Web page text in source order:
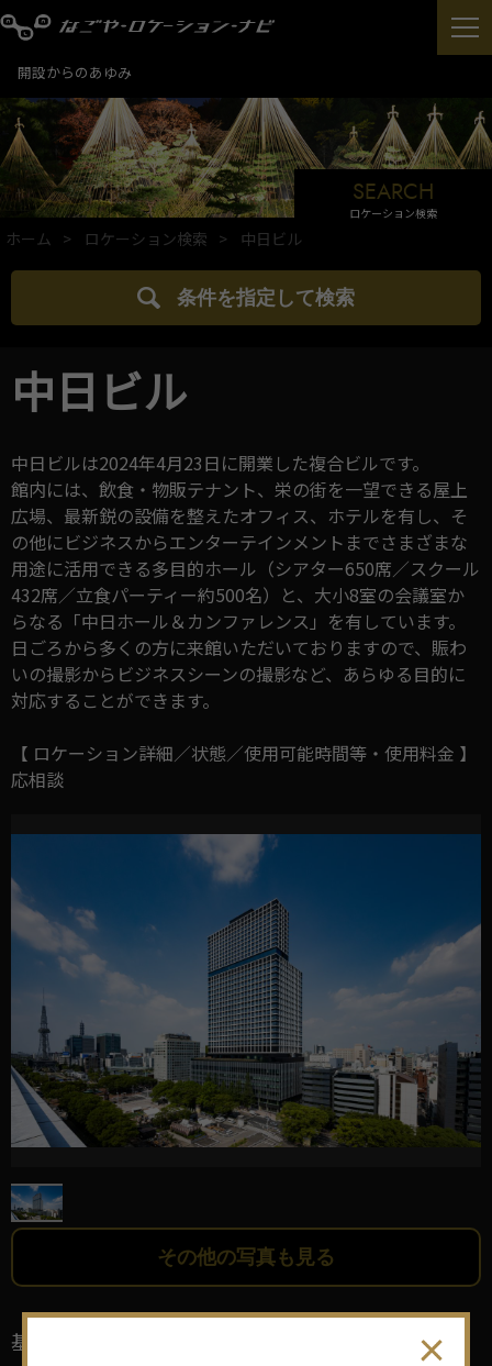
開設からのあゆみ
SEARCH
ロケーション検索
ホーム ロケーション検索 中日ビル
条件を指定して検索
中日ビル
中日ビルは2024年4月23日に開業した複合ビルです。
館内には、飲食・物販テナント、栄の街を一望できる屋上
広場、最新鋭の設備を整えたオフィス、ホテルを有し、そ
の他にビジネスからエンターテインメントまでさまざまな
用途に活用できる多目的ホール（シアター650席／スクール
432席／立食パーティー約500名）と、大小8室の会議室か
らなる「中日ホール＆カンファレンス」を有しています。
日ごろから多くの方に来館いただいておりますので、賑わ
いの撮影からビジネスシーンの撮影など、あらゆる目的に
対応することができます。
【 ロケーション詳細／状態／使用可能時間等・使用料金 】
応相談
その他の写真も見る
基本情報